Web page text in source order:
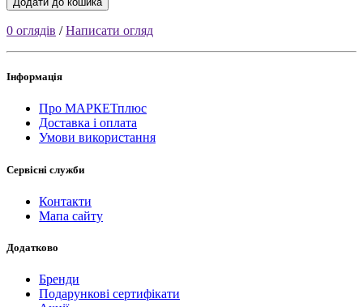
0 оглядів /Написати огляд
Інформація
Про МАРКЕТплюс
Доставка і оплата
Умови використання
Сервісні служби
Контакти
Мапа сайту
Додатково
Бренди
Подарункові сертифікати